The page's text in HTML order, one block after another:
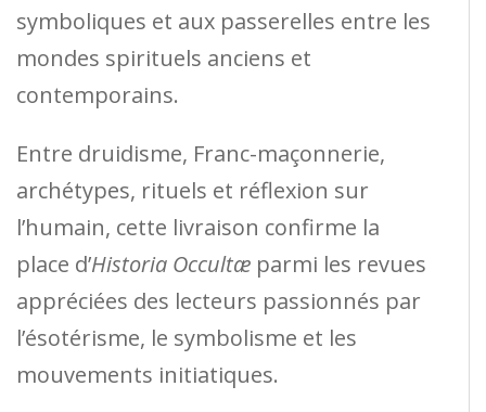
symboliques et aux passerelles entre les
mondes spirituels anciens et
contemporains.
Entre druidisme, Franc-maçonnerie,
archétypes, rituels et réflexion sur
l’humain, cette livraison confirme la
place d’Historia Occultæ parmi les revues
appréciées des lecteurs passionnés par
l’ésotérisme, le symbolisme et les
mouvements initiatiques.